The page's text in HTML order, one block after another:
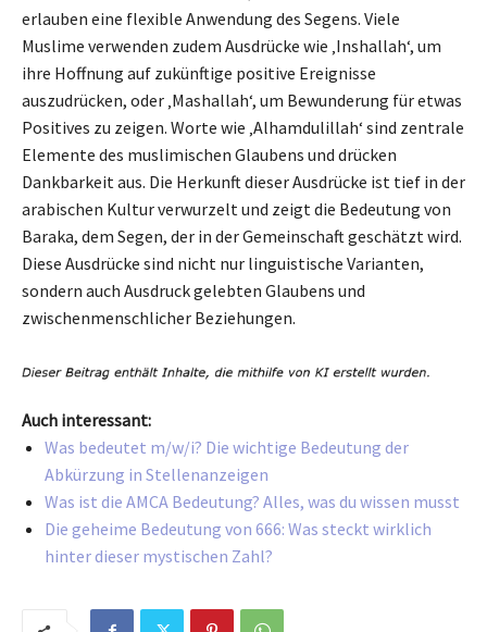
erlauben eine flexible Anwendung des Segens. Viele
Muslime verwenden zudem Ausdrücke wie ‚Inshallah‘, um
ihre Hoffnung auf zukünftige positive Ereignisse
auszudrücken, oder ‚Mashallah‘, um Bewunderung für etwas
Positives zu zeigen. Worte wie ‚Alhamdulillah‘ sind zentrale
Elemente des muslimischen Glaubens und drücken
Dankbarkeit aus. Die Herkunft dieser Ausdrücke ist tief in der
arabischen Kultur verwurzelt und zeigt die Bedeutung von
Baraka, dem Segen, der in der Gemeinschaft geschätzt wird.
Diese Ausdrücke sind nicht nur linguistische Varianten,
sondern auch Ausdruck gelebten Glaubens und
zwischenmenschlicher Beziehungen.
Auch interessant:
Was bedeutet m/w/i? Die wichtige Bedeutung der
Abkürzung in Stellenanzeigen
Was ist die AMCA Bedeutung? Alles, was du wissen musst
Die geheime Bedeutung von 666: Was steckt wirklich
hinter dieser mystischen Zahl?